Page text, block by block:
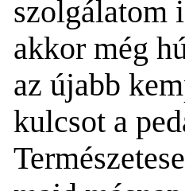
szolgálatom
akkor még
az újabb
kulcsot a